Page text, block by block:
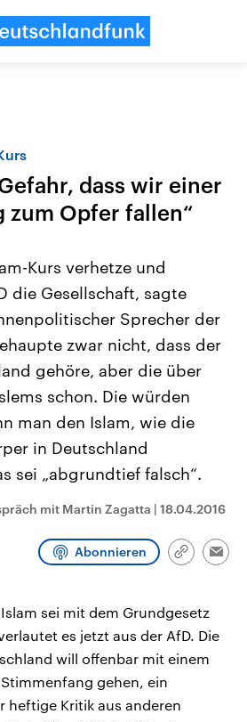
Anhalt
6.
neuen
das
aus
Berichte
Parteien
USA
Aktuelle Beiträge,
Hintergründe
Wirtschaftlich und
gehören die Vereinigten
den mächtigsten Ländern
mit großem Einfluss auf
Podcasts
dass wir einer
zum Opfer fallen“
Kurs verhetze und
die Gesellschaft, sagte
Sprecher der
zwar nicht, dass der
gehöre, aber die über
schon. Die würden
man den Islam, wie die
in Deutschland
sei „abgrundtief falsch“.
mit Martin Zagatta | 18.04.2016
Abonnieren
Link
Islam sei mit dem Grundgesetz
es jetzt aus der AfD. Die
will offenbar mit einem
gehen, ein
heftige Kritik aus anderen